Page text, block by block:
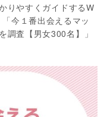
りやすくガイドするW
今１番出会えるマッ
調査【男女300名】」